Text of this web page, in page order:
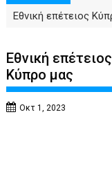
Εθνική επέτειος
Εθνική
Κύπρο μας
Οκτ 1, 2023